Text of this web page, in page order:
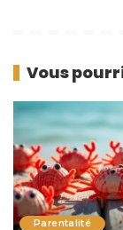
Vous
Parentalité